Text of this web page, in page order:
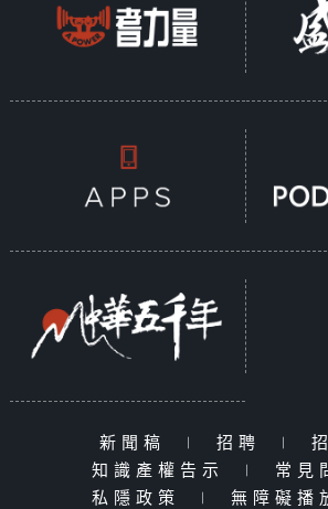
新聞稿 | 招聘 |
知識產權告示
| 常見
私隱政策
| 無障礙播